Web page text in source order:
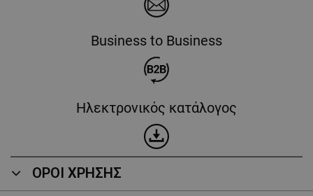
Business to Business
Ηλεκτρονικός κατάλογος
ΟΡΟΙ ΧΡΗΣΗΣ